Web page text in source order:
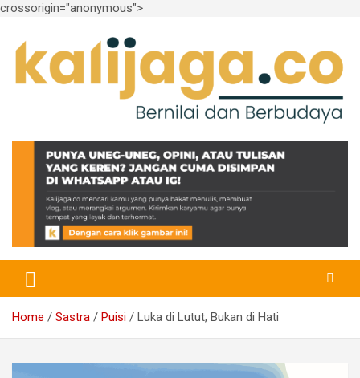
crossorigin="anonymous">
content
kalijaga.co
Home Sastra Puisi Luka di Lutut, Bukan di Hati